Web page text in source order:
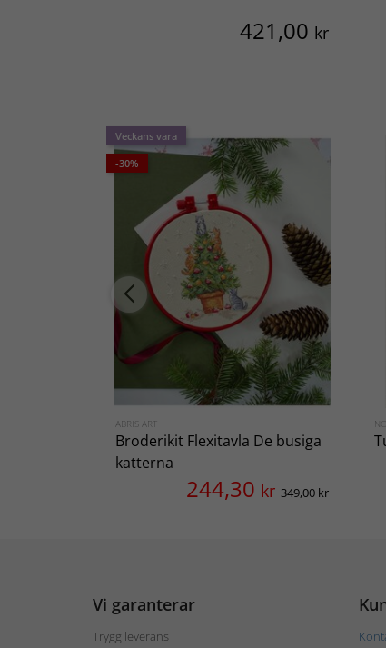
421,00 kr
Veckans vara
-30%
ABRIS ART
Broderikit Flexitavla De busiga
katterna
244,30 kr 349,00 kr
Vi garanterar
Trygg leverans